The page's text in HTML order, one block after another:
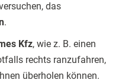
das
.
Kfz, wie z. B. einen
rechts ranzufahren,
überholen können.